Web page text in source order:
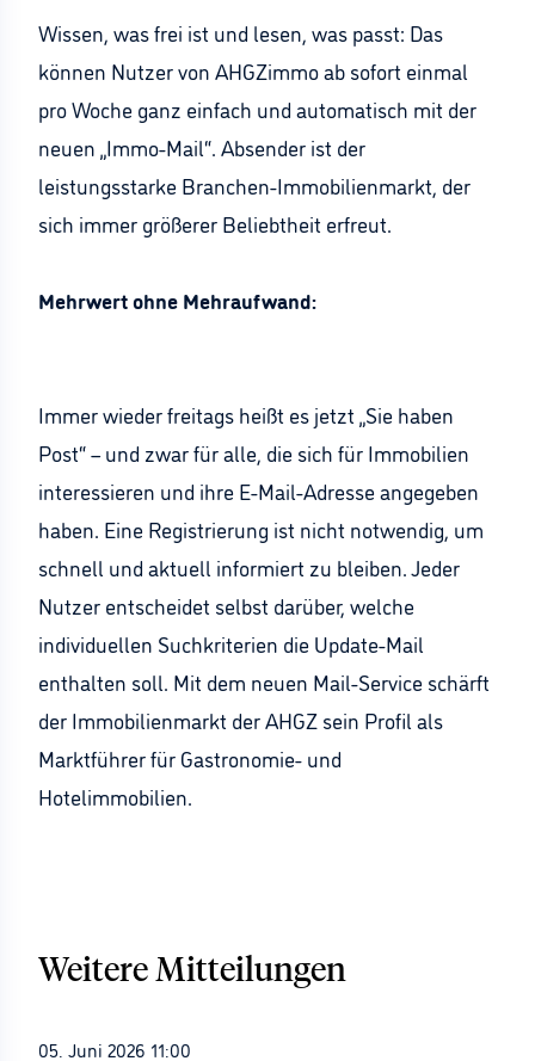
Wissen, was frei ist und lesen, was passt: Das
können Nutzer von AHGZimmo ab sofort einmal
pro Woche ganz einfach und automatisch mit der
neuen „Immo-Mail“. Absender ist der
leistungsstarke Branchen-Immobilienmarkt, der
sich immer größerer Beliebtheit erfreut.
Mehrwert ohne Mehraufwand:
Immer wieder freitags heißt es jetzt „Sie haben
Post“ – und zwar für alle, die sich für Immobilien
interessieren und ihre E-Mail-Adresse angegeben
haben. Eine Registrierung ist nicht notwendig, um
schnell und aktuell informiert zu bleiben. Jeder
Nutzer entscheidet selbst darüber, welche
individuellen Suchkriterien die Update-Mail
enthalten soll. Mit dem neuen Mail-Service schärft
der Immobilienmarkt der AHGZ sein Profil als
Marktführer für Gastronomie- und
Hotelimmobilien.
Weitere Mitteilungen
05. Juni 2026 11:00